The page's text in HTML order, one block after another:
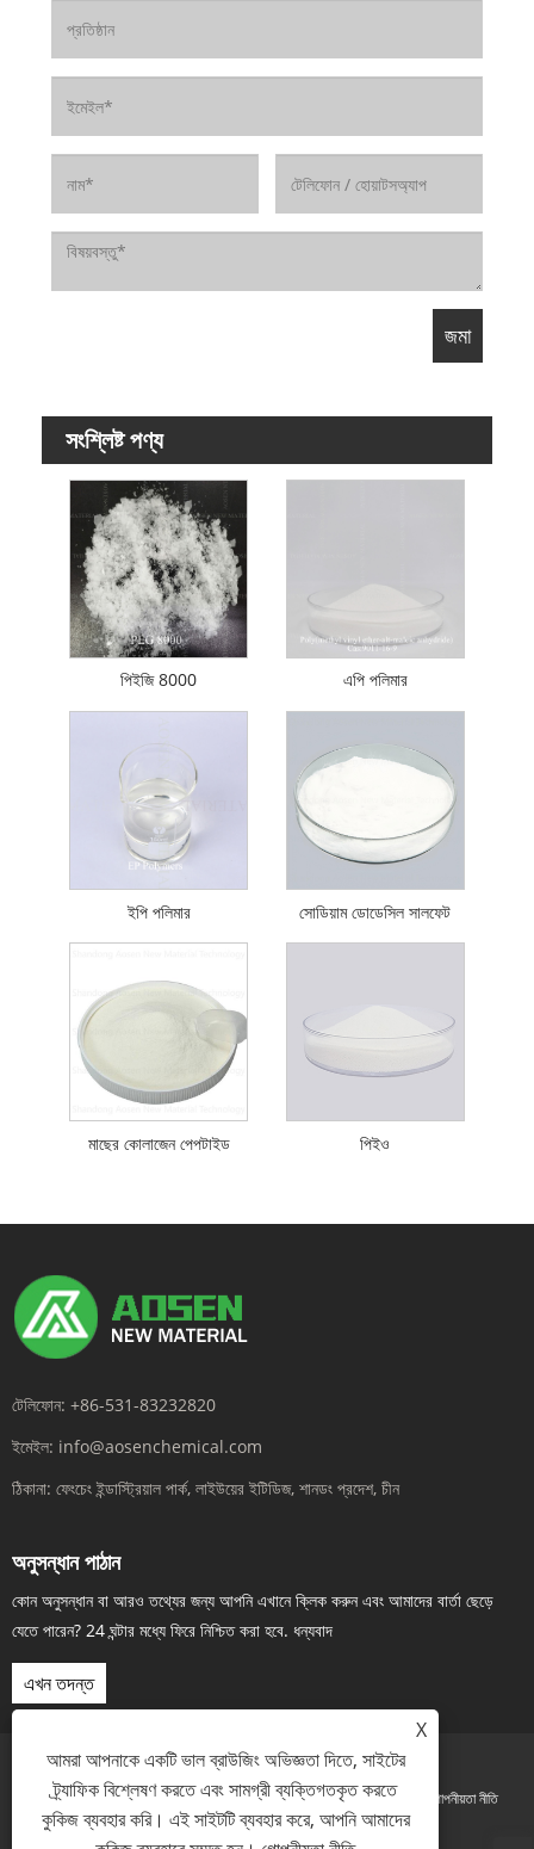
সংশ্লিষ্ট পণ্য
পিইজি 8000 এপি পলিমার
ইপি পলিমার সোডিয়াম ডোডেসিল সালফেট
মাছের কোলাজেন পেপটাইড পিইও
টেলিফোন: +86-531-83232820
ইমেইল: info@aosenchemical.com
ঠিকানা: ফেংচেং ইন্ডাস্ট্রিয়াল পার্ক, লাইউয়ের ইটিডিজ, শানডং প্রদেশ, চীন
অনুসন্ধান পাঠান
কোন অনুসন্ধান বা আরও তথ্যের জন্য আপনি এখানে ক্লিক করুন এবং আমাদের বার্তা ছেড়ে
যেতে পারেন? 24 ঘন্টার মধ্যে ফিরে নিশ্চিত করা হবে. ধন্যবাদ
এখন তদন্ত
Links Sitemap RSS XML গোপনীয়তা নীতি
X
আমরা আপনাকে একটি ভাল ব্রাউজিং অভিজ্ঞতা দিতে, সাইটের
ট্র্যাফিক বিশ্লেষণ করতে এবং সামগ্রী ব্যক্তিগতকৃত করতে
কুকিজ ব্যবহার করি। এই সাইটটি ব্যবহার করে, আপনি আমাদের